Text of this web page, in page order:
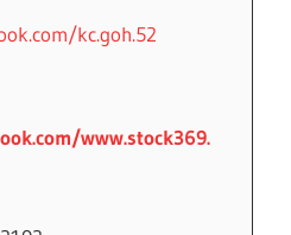
kc.goh.52
www.stock369.